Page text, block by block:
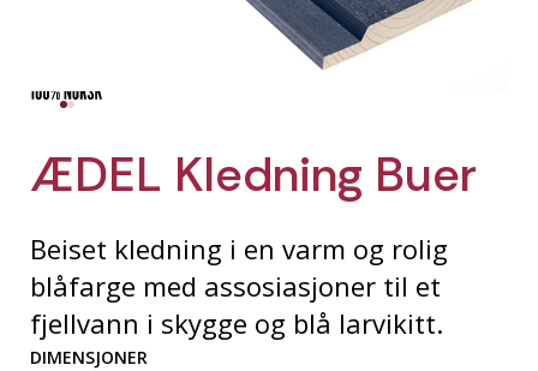
ÆDEL Kledning Buer
Beiset kledning i en varm og rolig
blåfarge med assosiasjoner til et
fjellvann i skygge og blå larvikitt.
DIMENSJONER